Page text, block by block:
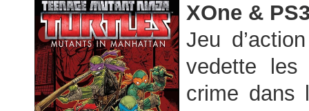
XOne &
Jeu
vedette
crime dans